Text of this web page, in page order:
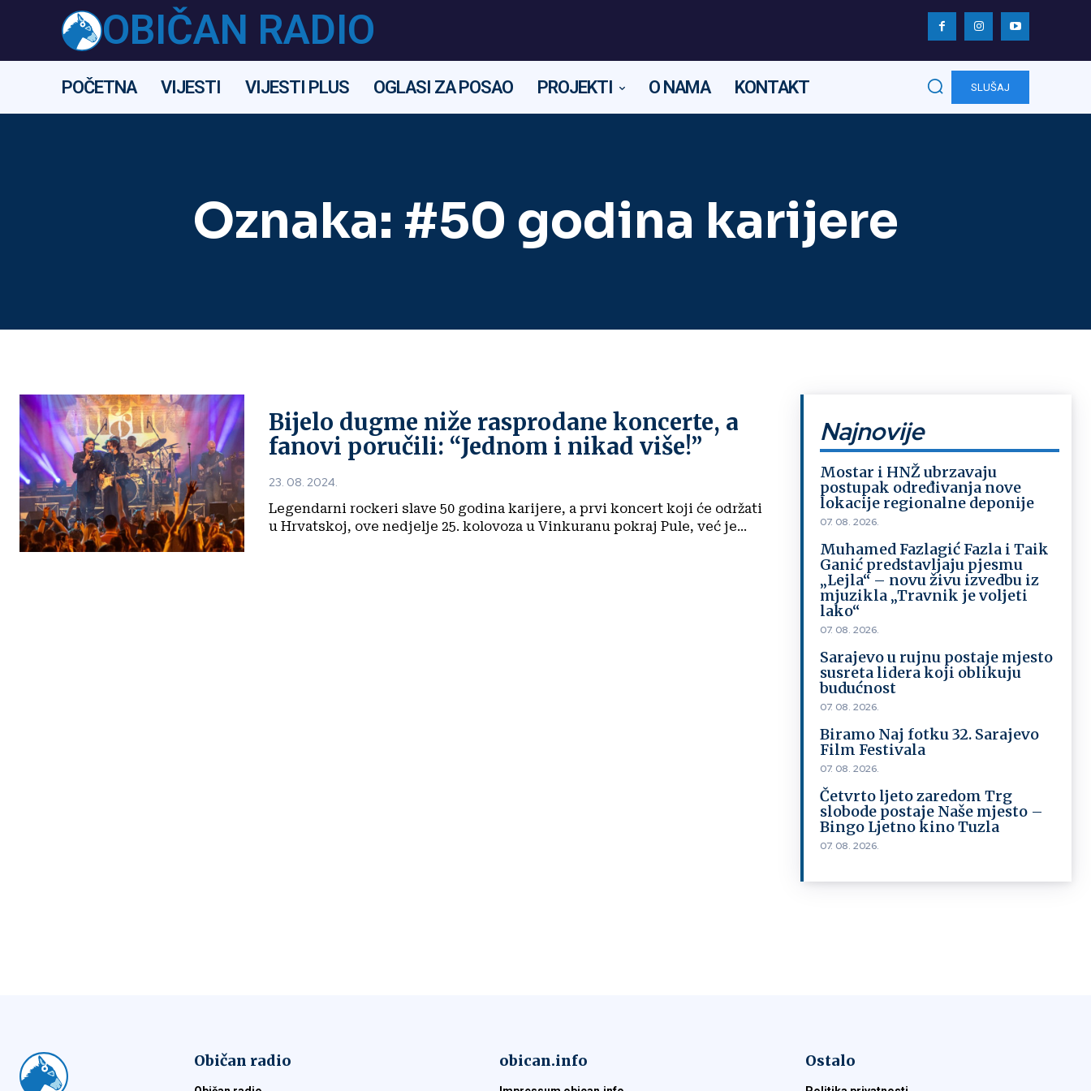
OBIČAN RADIO
POČETNA VIJESTI VIJESTI PLUS OGLASI ZA POSAO PROJEKTI O NAMA KONTAKT SLUŠAJ
Oznaka: #50 godina karijere
Bijelo dugme niže rasprodane koncerte, a
fanovi poručili: “Jednom i nikad više!”
23. 08. 2024.
Legendarni rockeri slave 50 godina karijere, a prvi koncert koji će održati
u Hrvatskoj, ove nedjelje 25. kolovoza u Vinkuranu pokraj Pule, već je...
Najnovije
Mostar i HNŽ ubrzavaju
postupak određivanja nove
lokacije regionalne deponije
07. 08. 2026.
Muhamed Fazlagić Fazla i Taik
Ganić predstavljaju pjesmu
„Lejla“ – novu živu izvedbu iz
mjuzikla „Travnik je voljeti
lako“
07. 08. 2026.
Sarajevo u rujnu postaje mjesto
susreta lidera koji oblikuju
budućnost
07. 08. 2026.
Biramo Naj fotku 32. Sarajevo
Film Festivala
07. 08. 2026.
Četvrto ljeto zaredom Trg
slobode postaje Naše mjesto –
Bingo Ljetno kino Tuzla
07. 08. 2026.
Običan radio obican.info Ostalo